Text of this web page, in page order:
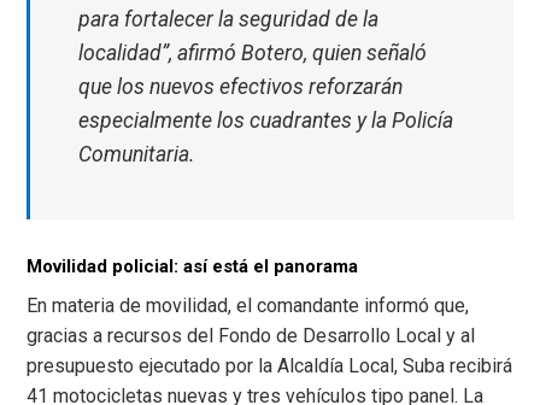
para fortalecer la seguridad de la
localidad”, afirmó Botero, quien señaló
que los nuevos efectivos reforzarán
especialmente los cuadrantes y la Policía
Comunitaria.
Movilidad policial: así está el panorama
En materia de movilidad, el comandante informó que,
gracias a recursos del Fondo de Desarrollo Local y al
presupuesto ejecutado por la Alcaldía Local, Suba recibirá
41 motocicletas nuevas y tres vehículos tipo panel. La